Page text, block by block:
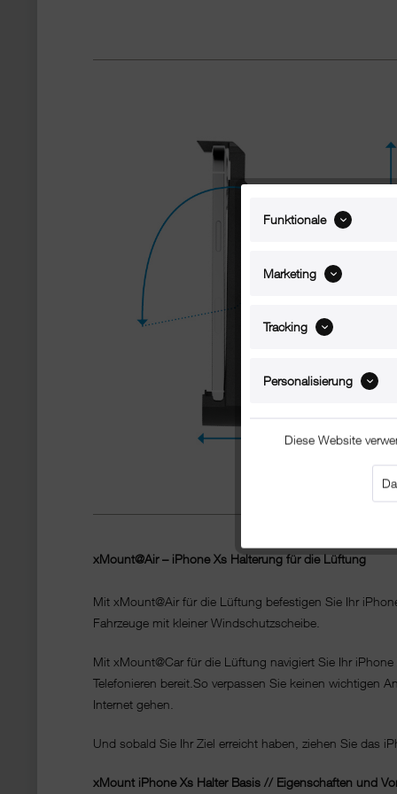
xMount@Air – iPhone Xs Halterung für die Lüftung
Mit xMount@Air für die Lüftung befestigen Sie Ihr
Fahrzeuge mit kleiner Windschutzscheibe.
Mit xMount@Car für die Lüftung navigiert Sie Ihr
Telefonieren bereit.So verpassen Sie keinen wichtigen
Internet gehen.
Und sobald Sie Ihr Ziel erreicht haben, ziehen Sie das
xMount iPhone Xs Halter Basis // Eigenschaften und
Funktionale
Marketing
Tracking
Personalisierung
Diese Website